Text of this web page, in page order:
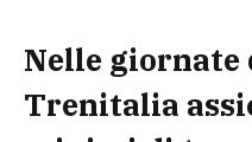
Nelle giornate
Trenitalia